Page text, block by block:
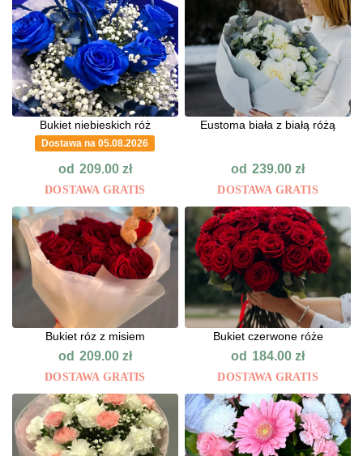
Bukiet niebieskich róż
Dostawa na 05.08.2026
od 209.00 zł
DOSTAWA GRATIS
Eustoma biała z białą różą
od 239.00zł
DOSTAWA GRATIS
Bukiet róz z misiem
od 209.00 zł
DOSTAWA GRATIS
Bukiet czerwone róże
od 184.00zł
DOSTAWA GRATIS